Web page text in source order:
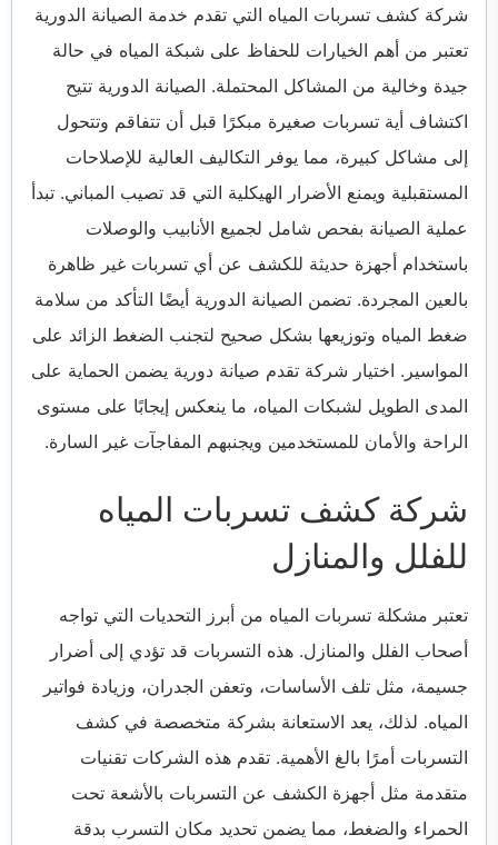
شركة كشف تسربات المياه التي تقدم خدمة الصيانة الدورية
تعتبر من أهم الخيارات للحفاظ على شبكة المياه في حالة
جيدة وخالية من المشاكل المحتملة. الصيانة الدورية تتيح
اكتشاف أية تسربات صغيرة مبكرًا قبل أن تتفاقم وتتحول
إلى مشاكل كبيرة، مما يوفر التكاليف العالية للإصلاحات
المستقبلية ويمنع الأضرار الهيكلية التي قد تصيب المباني. تبدأ
عملية الصيانة بفحص شامل لجميع الأنابيب والوصلات
باستخدام أجهزة حديثة للكشف عن أي تسربات غير ظاهرة
بالعين المجردة. تضمن الصيانة الدورية أيضًا التأكد من سلامة
ضغط المياه وتوزيعها بشكل صحيح لتجنب الضغط الزائد على
المواسير. اختيار شركة تقدم صيانة دورية يضمن الحماية على
المدى الطويل لشبكات المياه، ما ينعكس إيجابًا على مستوى
الراحة والأمان للمستخدمين ويجنبهم المفاجآت غير السارة.
شركة كشف تسربات المياه
للفلل والمنازل
تعتبر مشكلة تسربات المياه من أبرز التحديات التي تواجه
أصحاب الفلل والمنازل. هذه التسربات قد تؤدي إلى أضرار
جسيمة، مثل تلف الأساسات، وتعفن الجدران، وزيادة فواتير
المياه. لذلك، يعد الاستعانة بشركة متخصصة في كشف
التسربات أمرًا بالغ الأهمية. تقدم هذه الشركات تقنيات
متقدمة مثل أجهزة الكشف عن التسربات بالأشعة تحت
الحمراء والضغط، مما يضمن تحديد مكان التسرب بدقة